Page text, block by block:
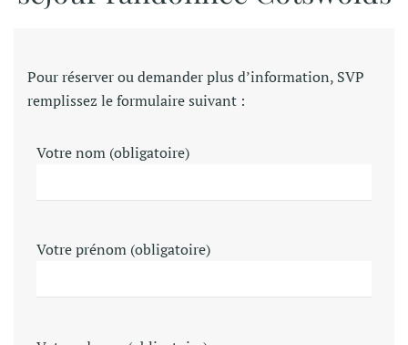
Pour réserver ou demander plus d’information, SVP
remplissez le formulaire suivant :
Votre nom (obligatoire)
Votre prénom (obligatoire)